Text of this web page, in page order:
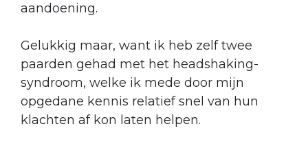
aandoening.
Gelukkig maar, want ik heb zelf twee
paarden gehad met het headshaking-
syndroom, welke ik mede door mijn
opgedane kennis relatief snel van hun
klachten af kon laten helpen.